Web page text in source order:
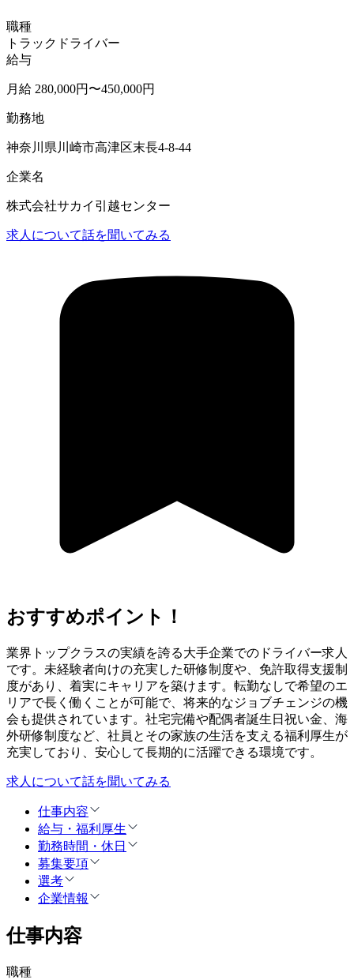
職種
トラックドライバー
給与
月給 280,000円〜450,000円
勤務地
神奈川県川崎市高津区末長4-8-44
企業名
株式会社サカイ引越センター
求人について話を聞いてみる
おすすめポイント！
業界トップクラスの実績を誇る大手企業でのドライバー求人
です。未経験者向けの充実した研修制度や、免許取得支援制
度があり、着実にキャリアを築けます。転勤なしで希望のエ
リアで長く働くことが可能で、将来的なジョブチェンジの機
会も提供されています。社宅完備や配偶者誕生日祝い金、海
外研修制度など、社員とその家族の生活を支える福利厚生が
充実しており、安心して長期的に活躍できる環境です。
求人について話を聞いてみる
仕事内容
給与・福利厚生
勤務時間・休日
募集要項
選考
企業情報
仕事内容
職種